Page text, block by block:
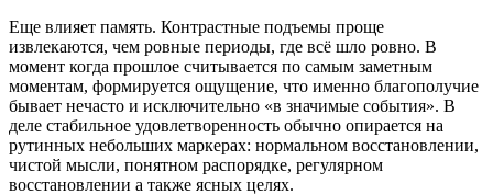
Еще влияет память. Контрастные подъемы проще
извлекаются, чем ровные периоды, где всё шло ровно. В
момент когда прошлое считывается по самым заметным
моментам, формируется ощущение, что именно благополучие
бывает нечасто и исключительно «в значимые события». В
деле стабильное удовлетворенность обычно опирается на
рутинных небольших маркерах: нормальном восстановлении,
чистой мысли, понятном распорядке, регулярном
восстановлении а также ясных целях.